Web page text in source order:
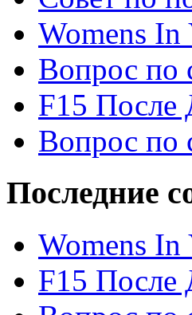
Womens
Вопрос по
F15 После
Вопрос по
Последние
Womens
F15 После